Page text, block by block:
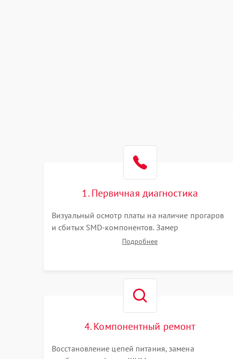
1. Первичная диагностика
Визуальный осмотр платы на наличие прогаров
и сбитых SMD-компонентов. Замер
сопротивлений на линиях питания PCI-E и
Подробнее
4. Компонентный ремонт
Восстановление цепей питания, замена